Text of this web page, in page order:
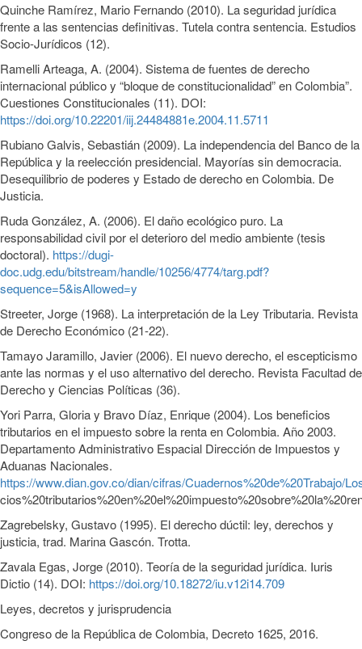
Quinche Ramírez, Mario Fernando (2010). La seguridad jurídica
frente a las sentencias definitivas. Tutela contra sentencia. Estudios
Socio-Jurídicos (12).
Ramelli Arteaga, A. (2004). Sistema de fuentes de derecho
internacional público y “bloque de constitucionalidad” en Colombia”.
Cuestiones Constitucionales (11). DOI:
https://doi.org/10.22201/iij.24484881e.2004.11.5711
Rubiano Galvis, Sebastián (2009). La independencia del Banco de la
República y la reelección presidencial. Mayorías sin democracia.
Desequilibrio de poderes y Estado de derecho en Colombia. De
Justicia.
Ruda González, A. (2006). El daño ecológico puro. La
responsabilidad civil por el deterioro del medio ambiente (tesis
doctoral). https://dugi-
doc.udg.edu/bitstream/handle/10256/4774/targ.pdf?
sequence=5&isAllowed=y
Streeter, Jorge (1968). La interpretación de la Ley Tributaria. Revista
de Derecho Económico (21-22).
Tamayo Jaramillo, Javier (2006). El nuevo derecho, el escepticismo
ante las normas y el uso alternativo del derecho. Revista Facultad de
Derecho y Ciencias Políticas (36).
Yori Parra, Gloria y Bravo Díaz, Enrique (2004). Los beneficios
tributarios en el impuesto sobre la renta en Colombia. Año 2003.
Departamento Administrativo Espacial Dirección de Impuestos y
Aduanas Nacionales.
https://www.dian.gov.co/dian/cifras/Cuadernos%20de%20Trabajo/
Zagrebelsky, Gustavo (1995). El derecho dúctil: ley, derechos y
justicia, trad. Marina Gascón. Trotta.
Zavala Egas, Jorge (2010). Teoría de la seguridad jurídica. Iuris
Dictio (14). DOI: https://doi.org/10.18272/iu.v12i14.709
Leyes, decretos y jurisprudencia
Congreso de la República de Colombia, Decreto 1625, 2016.